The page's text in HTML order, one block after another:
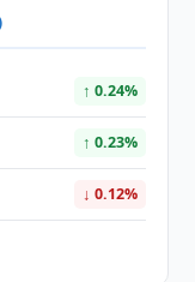
↑ 0.24%
↑ 0.23%
↓ 0.12%